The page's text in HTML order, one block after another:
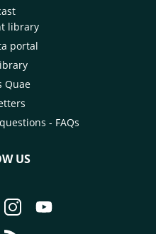
library
portal
Quae
- FAQs
US
Follow us on LinkedIn -
to page Follow us on
Go to page Follow us on
Go to page Follow